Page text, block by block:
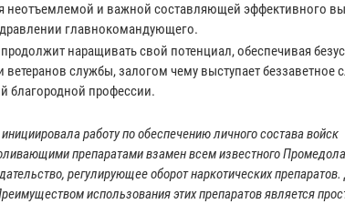
неотъемлемой и важной составляющей эффективного
главнокомандующего.
наращивать свой потенциал, обеспечивая
службы, залогом чему выступает беззаветное
благородной профессии.
работу по обеспечению личного состава войск
препаратами взамен всем известного
регулирующее оборот наркотических
использования этих препаратов является